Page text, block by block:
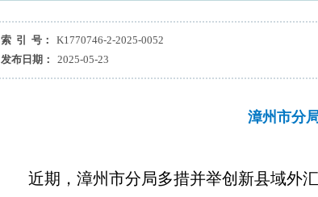
索 引 号： K1770746-2-2025-0052
发布日期：
2025-05-23
漳州市分
近期，漳州市分局多措并举创新县域外